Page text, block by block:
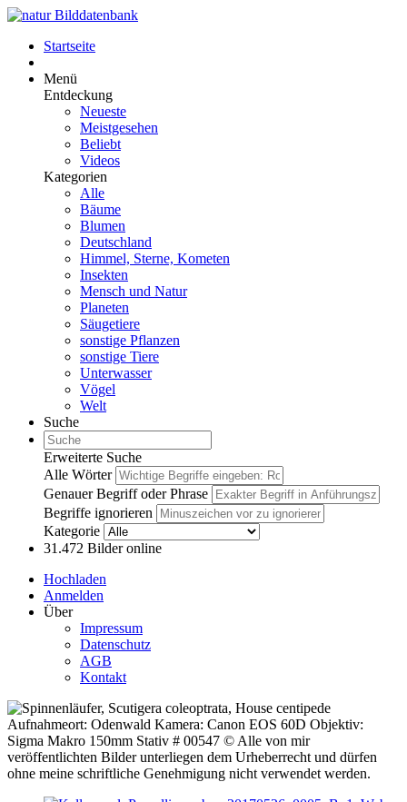
Startseite
Menü
Entdeckung
Neueste
Meistgesehen
Beliebt
Videos
Kategorien
Alle
Bäume
Blumen
Deutschland
Himmel, Sterne, Kometen
Insekten
Mensch und Natur
Planeten
Säugetiere
sonstige Pflanzen
sonstige Tiere
Unterwasser
Vögel
Welt
Suche
Erweiterte Suche
Alle Wörter
Genauer Begriff oder Phrase
Begriffe ignorieren
Kategorie
31.472 Bilder online
Hochladen
Anmelden
Über
Impressum
Datenschutz
AGB
Kontakt